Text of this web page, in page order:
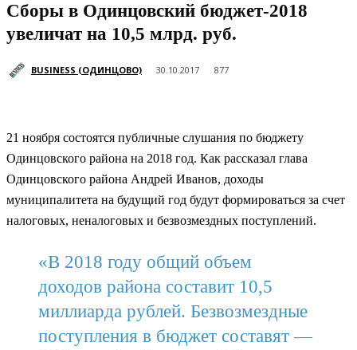
Сборы в Одинцовский бюджет-2018
увеличат на 10,5 млрд. руб.
BUSINESS (ОДИНЦОВО) 30.10.2017 877
21 ноября состоятся публичные слушания по бюджету
Одинцовского района на 2018 год. Как рассказал глава
Одинцовского района Андрей Иванов, доходы
муниципалитета на будущий год будут формироваться за счет
налоговых, неналоговых и безвозмездных поступлений.
«В 2018 году общий объем
доходов района составит 10,5
миллиарда рублей. Безвозмездные
поступления в бюджет составят —